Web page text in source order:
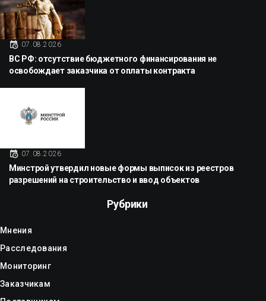
07.08.2026
ВС РФ: отсутствие бюджетного финансирования не
освобождает заказчика от оплаты контракта
07.08.2026
Минстрой утвердил новые формы выписок из реестров
разрешений на строительство и ввод объектов
Рубрики
Мнения
Расследования
Мониторинг
Заказчикам